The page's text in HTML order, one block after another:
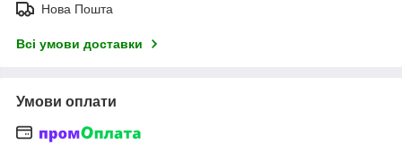
Нова Пошта
Всі умови доставки
Умови оплати